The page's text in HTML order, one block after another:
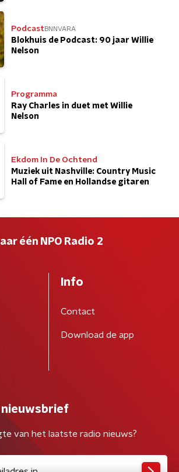
Podcast BNNVARA
Blokhuis de Podcast: 90 jaar Willie
Nelson
Programma
Ray Charles in duet met Willie
Nelson
Ekdom In De Ochtend
Muziek uit Nashville: Country Music
Hall of Fame en Hollandse gitaren
één NPO Radio 2
Info
Contact
Download de app
nieuwsbrief
van het laatste radio nieuws?